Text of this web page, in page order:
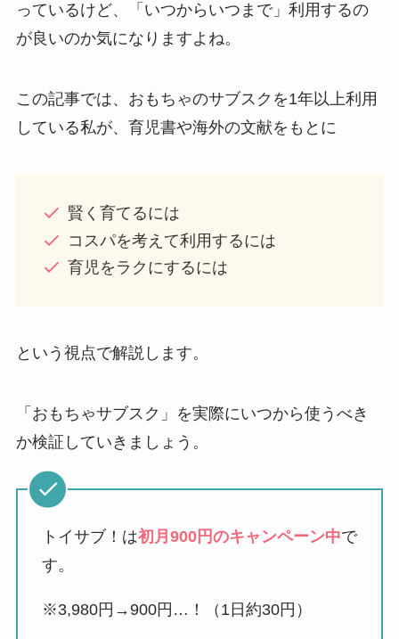
っているけど、「いつからいつまで」利用するの
が良いのか気になりますよね。
この記事では、おもちゃのサブスクを1年以上利用
している私が、育児書や海外の文献をもとに
賢く育てるには
コスパを考えて利用するには
育児をラクにするには
という視点で解説します。
「おもちゃサブスク」を実際にいつから使うべき
か検証していきましょう。
トイサブ！は初月900円のキャンペーン中で
す。
※3,980円→900円…！（1日約30円）